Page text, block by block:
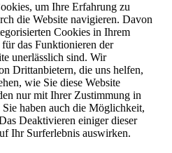
um Ihre Erfahrung zu
die Website navigieren. Davon
Cookies in Ihrem
das Funktionieren der
unerlässlich sind. Wir
Drittanbietern, die uns helfen,
wie Sie diese Website
nur mit Ihrer Zustimmung in
haben auch die Möglichkeit,
Deaktivieren einiger dieser
Ihr Surferlebnis auswirken.